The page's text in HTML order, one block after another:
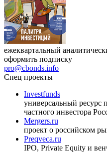
ежеквартальный
оформить подписку
pro@cbonds.info
Спец проекты
Investfunds
универсальный ресурс
частного инвестора
Mergers.ru
проект о российском
Preqveca.ru
IPO, Private Equity и